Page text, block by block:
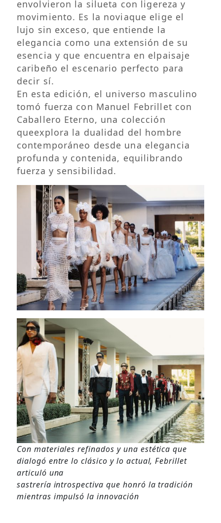
envolvieron la silueta con ligereza y
movimiento. Es la noviaque elige el
lujo sin exceso, que entiende la
elegancia como una extensión de su
esencia y que encuentra en elpaisaje
caribeño el escenario perfecto para
decir sí.
En esta edición, el universo masculino
tomó fuerza con Manuel Febrillet con
Caballero Eterno, una colección
queexplora la dualidad del hombre
contemporáneo desde una elegancia
profunda y contenida, equilibrando
fuerza y sensibilidad.
Con materiales refinados y una estética que
dialogó entre lo clásico y lo actual, Febrillet
articuló una
sastrería introspectiva que honró la tradición
mientras impulsó la innovación